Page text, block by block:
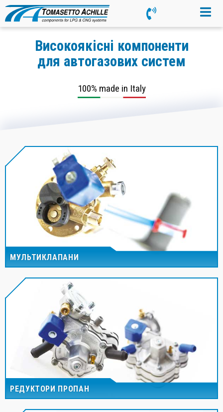
Високоякісні компоненти
для автогазових систем
100% made in Italy
МУЛЬТИКЛАПАНИ
РЕДУКТОРИ ПРОПАН